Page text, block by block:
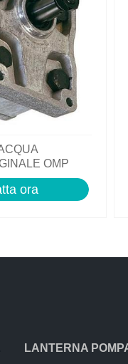
OMP
35-40-50-512-
ora